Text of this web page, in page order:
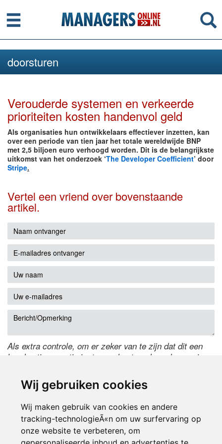
Wij gebruiken cookies
Wij maken gebruik van cookies en andere
tracking-technologieÃ«n om uw surfervaring op
onze website te verbeteren, om
Menu
doorsturen
Verouderde systemen en verkeerde
prioriteiten kosten handenvol geld
Als organisaties hun ontwikkelaars effectiever inzetten, kan
over een periode van tien jaar het totale wereldwijde BNP
met 2,5 biljoen euro verhoogd worden. Dit is de belangrijkste
uitkomst van het onderzoek ‘The Developer Coefficient’ door
Stripe.
Vertel een vriend over bovenstaande
artikel.
Als extra controle, om er zeker van te zijn dat dit een
handmatige reactie is, typ onderstaande code over in
de code te wijzigen.